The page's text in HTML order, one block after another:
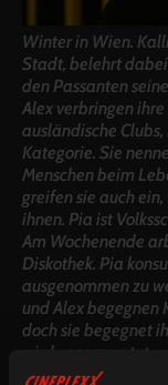
Winter in Wien.
Stadt, belehrt
den Passanten
Alex verbringen
ausländische
Kategorie. Sie
Menschen beim
greifen sie auch
ihnen. Pia ist
Am Wochenende
Diskothek. Pia
ausgenommen zu
und Alex
doch sie begegnet
wird, was man tut